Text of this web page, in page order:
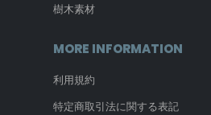
樹木素材
MORE INFORMATION
利用規約
特定商取引法に関する表記